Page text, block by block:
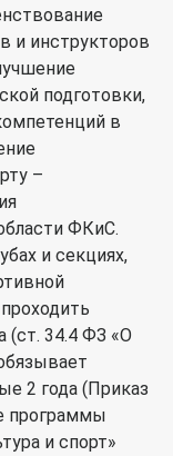
и инструкторов
подготовки,
в
–
ФКиС.
и секциях,
(ст. 34.4 ФЗ «О
2 года (Приказ
программы
и спорт»